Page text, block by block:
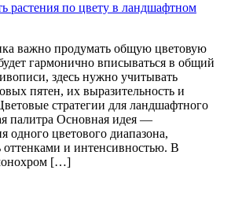
растения по цвету в ландшафтном
важно продумать общую цветовую
гармонично вписываться в общий
здесь нужно учитывать
пятен, их выразительность и
стратегии для ландшафтного
палитра Основная идея —
одного цветового диапазона,
и интенсивностью. В
[…]